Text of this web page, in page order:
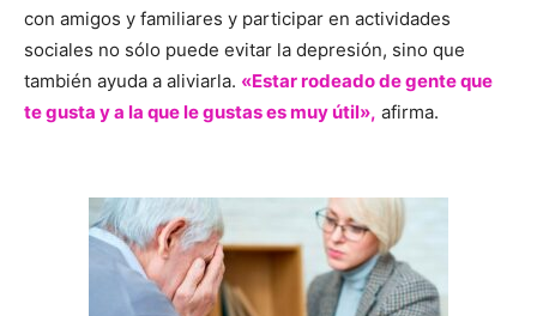
con amigos y familiares y participar en actividades
sociales no sólo puede evitar la depresión, sino que
también ayuda a aliviarla. «Estar rodeado de gente que
te gusta y a la que le gustas es muy útil», afirma.